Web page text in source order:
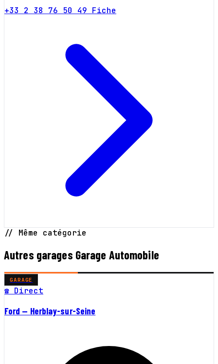
+33 2 38 76 50 49 Fiche
// Même catégorie
Autres garages Garage Automobile
GARAGE
☎ Direct
Ford — Herblay-sur-Seine